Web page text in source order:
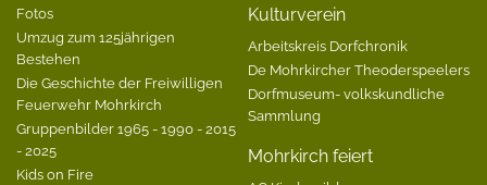
Fotos
Umzug zum 125jährigen
Bestehen
Die Geschichte der Freiwilligen
Feuerwehr Mohrkirch
Gruppenbilder 1965 - 1990 - 2015
- 2025
Kids on Fire
Kulturverein
Arbeitskreis Dorfchronik
De Mohrkircher Theoderspeelers
Dorfmuseum- volkskundliche
Sammlung
Mohrkirch feiert